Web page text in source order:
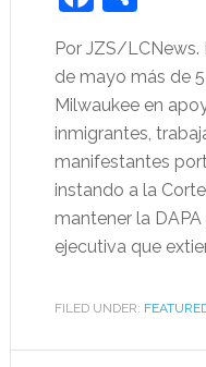
Por JZS/LCNews.
de mayo más de
Milwaukee en
inmigrantes,
manifestantes
instando a la
mantener la
ejecutiva que
FILED UNDER: